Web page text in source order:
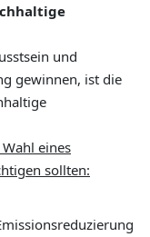
und
gewinnen, ist die
eines
sollten: